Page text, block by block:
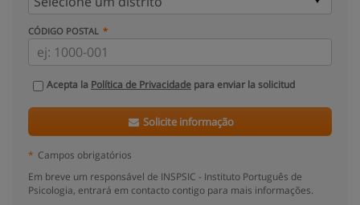
CÓDIGO POSTAL
Acepta la Política de Privacidade para enviar la solicitud
Solicite informação
* Campos obrigatórios
Em breve um responsável de INSPSIC - Instituto Português de
Psicologia, entrará em contacto contigo para mais informações.